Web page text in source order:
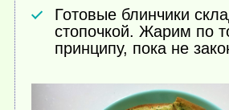
Готовые блинчики
стопочкой. Жарим по
принципу, пока не